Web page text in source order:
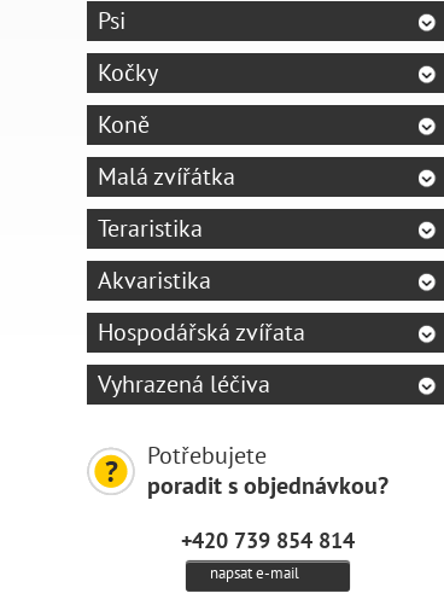
Psi
Kočky
Koně
Malá zvířátka
Teraristika
Akvaristika
Hospodářská zvířata
Vyhrazená léčiva
Potřebujete
poradit s objednávkou?
+420 739 854 814
napsat e-mail